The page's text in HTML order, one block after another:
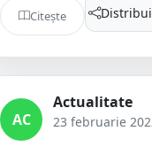
Citește
AC
Actualitate
23 februarie